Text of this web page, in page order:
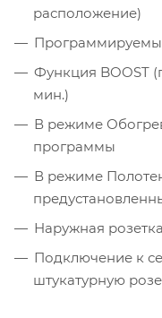
расположение)
Функция BOOST
мин.)
В режиме
программы
В режиме
Наружная
Подключение к
штукатурную